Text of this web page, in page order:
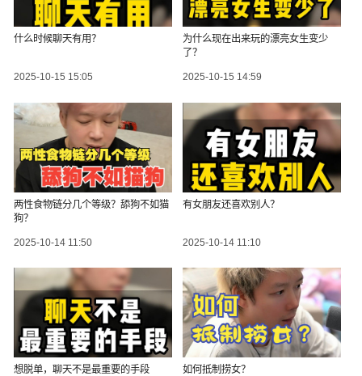
什么时候聊天有用？
2025-10-15 15:05
为什么现在出来玩的漂亮女生变少
了？
2025-10-15 14:59
两性食物链分几个等级？舔狗不如猫
狗？
2025-10-14 11:50
有女朋友还喜欢别人？
2025-10-14 11:10
想脱单，聊天不是最重要的手段 如何抵制捞女？